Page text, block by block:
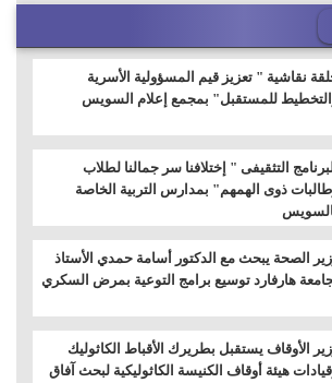
نقاشية " تعزيز قيم المسؤولية الأسرية
للمستقبل" بمجمع إعلام السويس
التثقيفى " إختلافنا سر جمالنا لطلاب
ذوى الهمهم" بمدارس التربية الخاصة
الصحة يبحث مع الدكتور أسامة حمدي الأستاذ
هارفارد توسيع برامج التوعية بمرض السكري
الأوقاف يستقبل بطريرك الأقباط الكاثوليك
هيئة أوقاف الكنيسة الكاثوليكية لبحث آفاق